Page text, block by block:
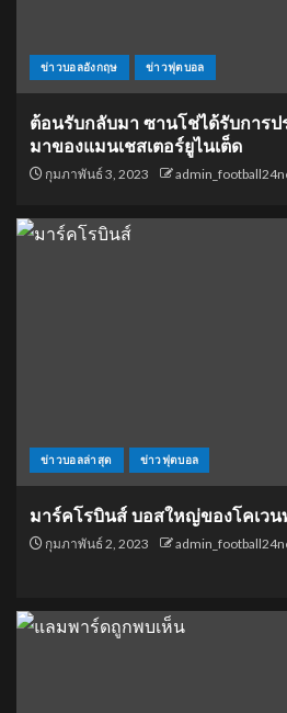
ข่าวบอลอังกฤษ ข่าวฟุตบอล
ต้อนรับกลับมา ซานโช่ได้รับการ
มาของแมนเชสเตอร์ยูไนเต็ด
กุมภาพันธ์ 3, 2023
ข่าวบอลล่าสุด ข่าวฟุตบอล
มาร์คโรบินส์ บอสใหญ่ของโคเวน
กุมภาพันธ์ 2, 2023